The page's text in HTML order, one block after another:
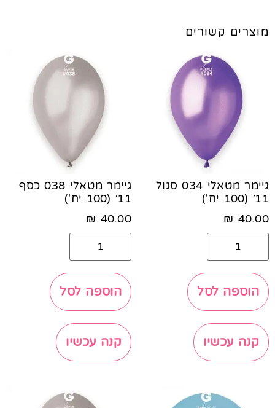
מוצרים קשורים
גיימר מטאלי 034 סגול
11׳ (100 יח')
40.00
₪
הוספה לסל
קנה עכשיו
גיימר מטאלי 038 כסף
11׳ (100 יח')
40.00
₪
הוספה לסל
קנה עכשיו